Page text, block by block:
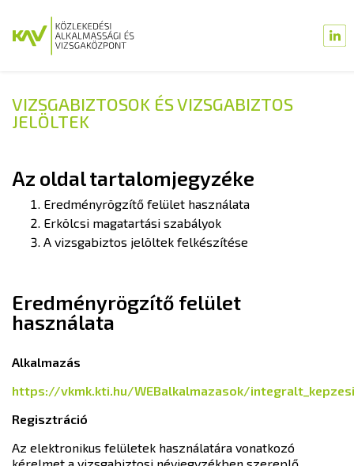
VIZSGABIZTOSOK ÉS VIZSGABIZTOS
JELÖLTEK
Az oldal tartalomjegyzéke
Eredményrögzítő felület használata
Erkölcsi magatartási szabályok
A vizsgabiztos jelöltek felkészítése
Eredményrögzítő felület
használata
Alkalmazás
https://vkmk.kti.hu/WEBalkalmazasok/
Regisztráció
Az elektronikus felületek használatára vonatkozó